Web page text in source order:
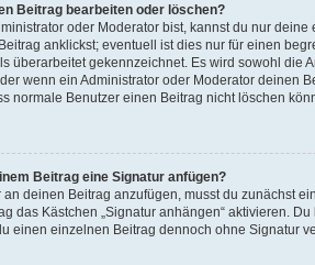
Beitrag bearbeiten oder löschen?
oder Moderator bist, kannst du nur
anklickst; eventuell ist dies nur für einen
überarbeitet gekennzeichnet. Es wird sowohl die
wenn ein Administrator oder Moderator deinen
normale Benutzer einen Beitrag nicht löschen
Beitrag eine Signatur anfügen?
an deinen Beitrag anzufügen, musst du zunächst
das Kästchen „Signatur anhängen“ aktivieren.
einen einzelnen Beitrag dennoch ohne Signatur